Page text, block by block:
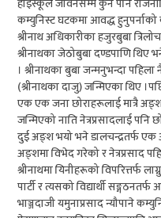
हाइस्कूले जीवनसम्म कुनै पनि
कम्युनिस्ट घटकमा आवद्ध
श्रीनाथ अधिकारीका हजुरबुबा
श्रीनाथका जेठोबुबा दण्डपाणि थिए
। श्रीनाथका बुबा जन्मनुभन्दा पहिला
(श्रीनाथका दाजु) जन्मिएका थिए
एक एक जना छोराहरूलाई मात्रै अङ्श
जन्मिएको नाति नेत्रप्रसादलाई
दुई अङ्श भयो भने डालचन्द्रतर्फ एक
अङ्शमा विभेद गरेको र नेत्रप्रसाद
श्रीनाथमा यिनीहरूको विपरित्तर्फ
पार्टी र त्यसको विद्यार्थी
भाञ्जदाजी यमुनाप्रसाद न्यौपाने